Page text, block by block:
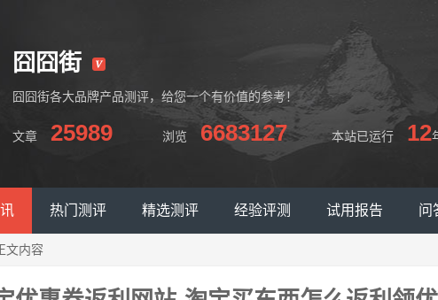
囧囧街
囧囧街各大品牌产品测评，给您一个有价值的参考！
文章 25989 浏览 6683127 本站已运行 12
热门测评 精选测评 经验评测 试用报告 问
文内容